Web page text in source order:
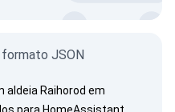
JSON
aldeia Raihorod em